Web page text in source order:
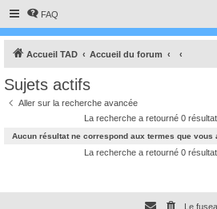
FAQ
Accueil TAD Accueil du forum
Sujets actifs
Aller sur la recherche avancée
La recherche a retourné 0
Aucun résultat ne correspond aux termes que vous
La recherche a retourné 0
Le